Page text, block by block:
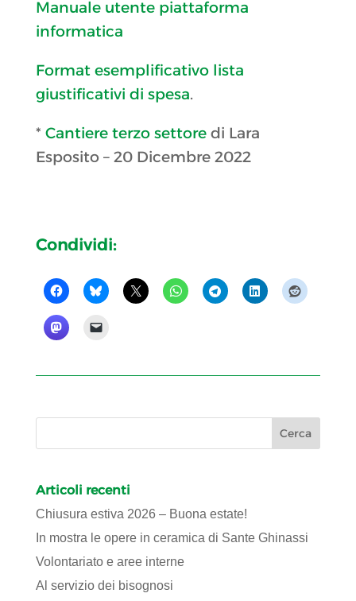
Manuale utente piattaforma
informatica
Format esemplificativo lista
giustificativi di spesa.
* Cantiere terzo settore di Lara
Esposito – 20 Dicembre 2022
Condividi:
Articoli recenti
Chiusura estiva 2026 – Buona estate!
In mostra le opere in ceramica di Sante Ghinassi
Volontariato e aree interne
Al servizio dei bisognosi